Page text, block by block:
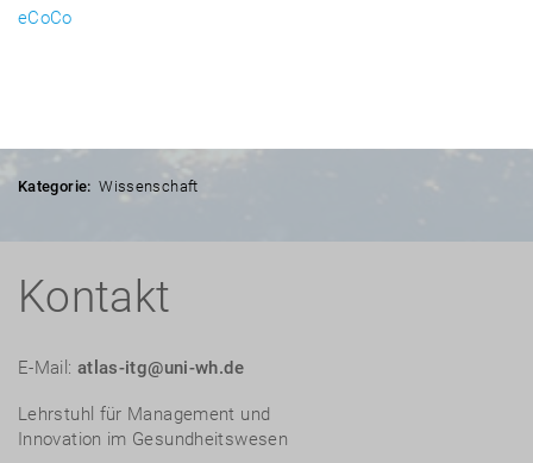
eCoCo
Kategorie: Wissenschaft
Kontakt
E-Mail: atlas-itg@uni-wh.de
Lehrstuhl für Management und
Innovation im Gesundheitswesen